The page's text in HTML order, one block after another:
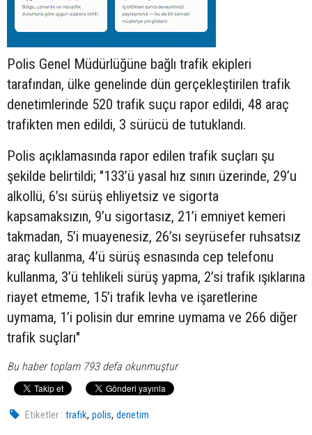
Polis Genel Müdürlüğüne bağlı trafik ekipleri
tarafından, ülke genelinde dün gerçekleştirilen trafik
denetimlerinde 520 trafik suçu rapor edildi, 48 araç
trafikten men edildi, 3 sürücü de tutuklandı.
Polis açıklamasında rapor edilen trafik suçları şu
şekilde belirtildi; "133’ü yasal hız sınırı üzerinde, 29’u
alkollü, 6’sı sürüş ehliyetsiz ve sigorta
kapsamaksızın, 9’u sigortasız, 21’i emniyet kemeri
takmadan, 5’i muayenesiz, 26’sı seyrüsefer ruhsatsız
araç kullanma, 4’ü sürüş esnasında cep telefonu
kullanma, 3’ü tehlikeli sürüş yapma, 2’si trafik ışıklarına
riayet etmeme, 15’i trafik levha ve işaretlerine
uymama, 1’i polisin dur emrine uymama ve 266 diğer
trafik suçları"
Bu haber toplam 793 defa okunmuştur
Etiketler : trafik,polis,denetim